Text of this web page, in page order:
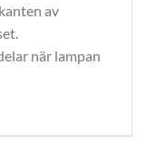
av
när lampan